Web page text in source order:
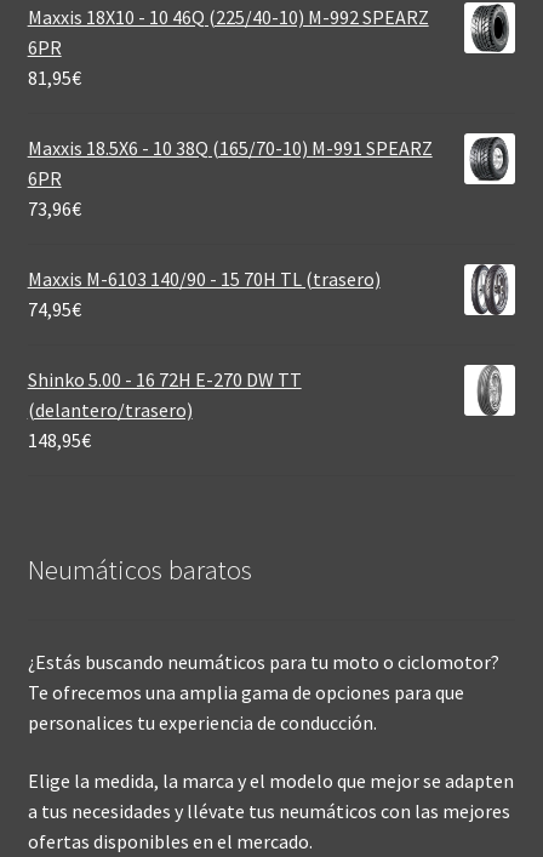
Maxxis 18X10 - 10 46Q (225/40-10) M-992 SPEARZ
6PR
81,95€
Maxxis 18.5X6 - 10 38Q (165/70-10) M-991 SPEARZ
6PR
73,96€
Maxxis M-6103 140/90 - 15 70H TL (trasero)
74,95€
Shinko 5.00 - 16 72H E-270 DW TT
(delantero/trasero)
148,95€
Neumáticos baratos
¿Estás buscando neumáticos para tu moto o ciclomotor?
Te ofrecemos una amplia gama de opciones para que
personalices tu experiencia de conducción.
Elige la medida, la marca y el modelo que mejor se adapten
a tus necesidades y llévate tus neumáticos con las mejores
ofertas disponibles en el mercado.